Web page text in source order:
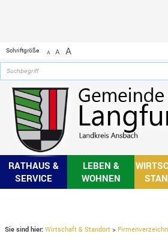
Schriftgröße A A A
RATHAUS &
SERVICE
LEBEN &
WOHNEN
Sie sind hier: Wirtschaft & Standort >